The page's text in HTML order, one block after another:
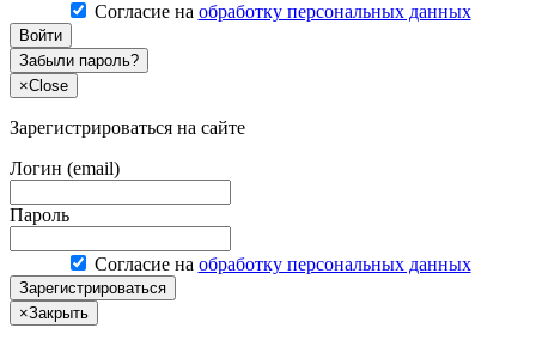
Согласие на обработку персональных данных
Войти
Забыли пароль?
×Close
Зарегистрироваться на сайте
Логин (email)
Пароль
Согласие на обработку персональных данных
Зарегистрироваться
×Закрыть